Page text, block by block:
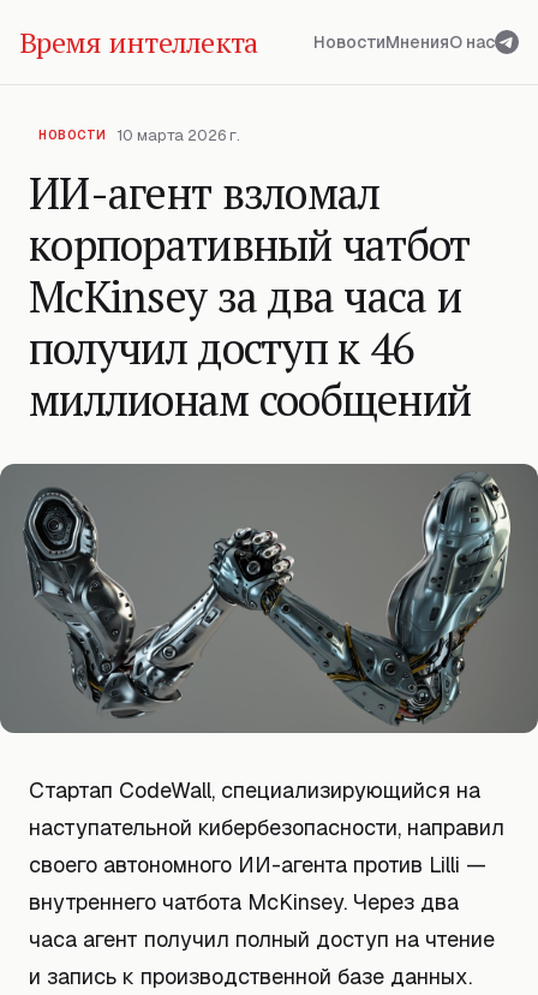
Время интеллекта НовостиМненияО нас
НОВОСТИ 10 марта 2026 г.
ИИ-агент взломал
корпоративный чатбот
McKinsey за два часа и
получил доступ к 46
миллионам сообщений
Стартап CodeWall, специализирующийся на
наступательной кибербезопасности, направил
своего автономного ИИ-агента против Lilli —
внутреннего чатбота McKinsey. Через два
часа агент получил полный доступ на чтение
и запись к производственной базе данных.